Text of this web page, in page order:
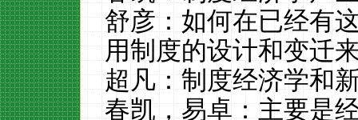
舒彦：如何在已经有
用制度的设计和变迁
超凡：制度经济学和
春凯，易卓：主要是